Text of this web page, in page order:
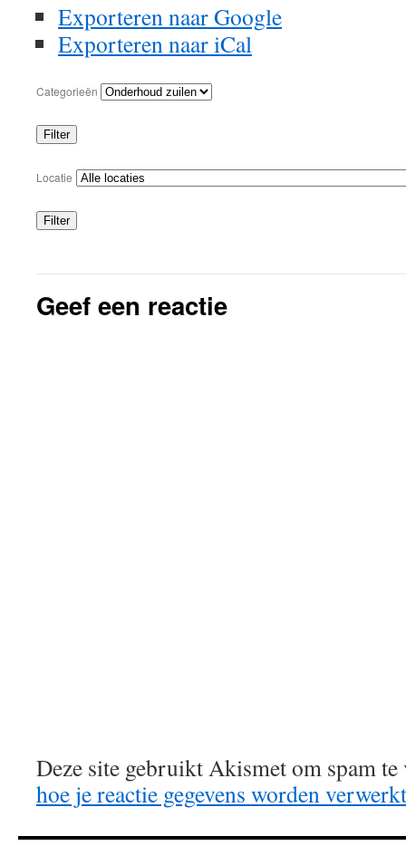
Exporteren naarGoogle
Exporteren naariCal
Categorieën
Filter
Categorieën
Locatie
Filter
Locaties
Geef een reactie
Deze site gebruikt Akismet om spam
hoe je reactie gegevens worden verwerkt